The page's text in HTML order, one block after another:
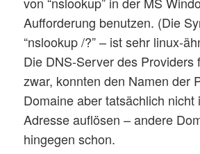
Aufforderung benutzen. (Die
“nslookup /?” – ist sehr linux-
Die DNS-Server des Providers
zwar, konnten den Namen der
Domaine aber tatsächlich nicht
Adresse auflösen – andere
hingegen schon.